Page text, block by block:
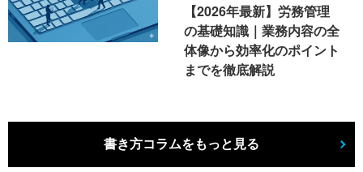
【2026年最新】労務管理
の基礎知識｜業務内容の全
体像から効率化のポイント
までを徹底解説
書き方コラムをもっと見る